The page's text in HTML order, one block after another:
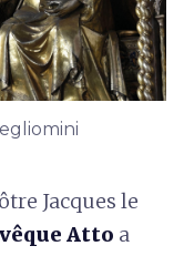
Jacques le
Atto a